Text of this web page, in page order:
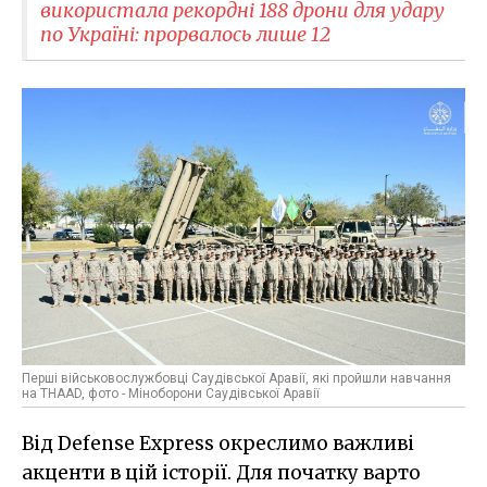
використала рекордні 188 дрони для удару
по Україні: прорвалось лише 12
Перші військовослужбовці Саудівської Аравії, які пройшли навчання
на THAAD, фото - Міноборони Саудівської Аравії
Від Defense Express окреслимо важливі
акценти в цій історії. Для початку варто